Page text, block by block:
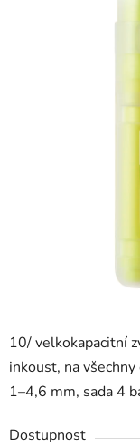
10/ velkokapacitní
inkoust, na
1–4,6 mm, sada 4
Dostupnost